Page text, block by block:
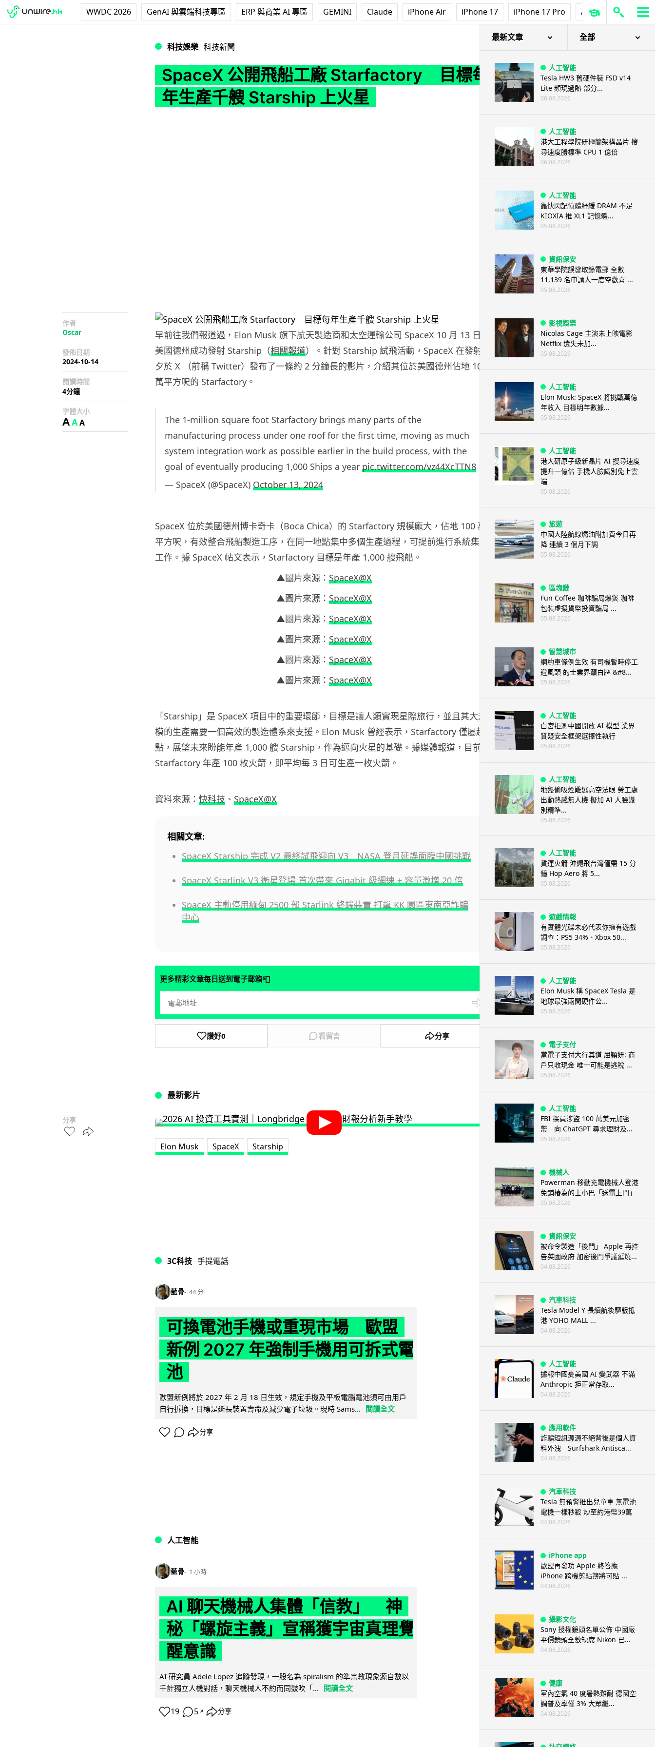
WWDC 2026 GenAI 與雲端科技專區 ERP 與商業 AI 專區 GEMINI Claude iPhone Air iPhone 17 iPhone 17 Pro AirPods Pro 3
科技娛樂 科技新聞
SpaceX 公開飛船工廠 Starfactory 目標每
年生產千艘 Starship 上火星
作者
Oscar
發佈日期
2024-10-14
閱讀時間
4分鐘
字體大小
AAA
分享
早前往我們報道過，Elon Musk 旗下航天製造商和太空運輸公司 SpaceX 10 月 13 日於
美國德州成功發射 Starship（相關報道）。針對 Starship 試飛活動，SpaceX 在發射前
夕於 X （前稱 Twitter）發布了一條約 2 分鐘長的影片，介紹其位於美國德州佔地 100
萬平方呎的 Starfactory。
The 1-million square foot Starfactory brings many parts of the
manufacturing process under one roof for the first time, moving as much
system integration work as possible earlier in the build process, with the
goal of eventually producing 1,000 Ships a year pic.twitter.com/vz44XcTTN8
— SpaceX (@SpaceX) October 13, 2024
SpaceX 位於美國德州博卡奇卡（Boca Chica）的 Starfactory 規模龐大，佔地 100 萬
平方呎，有效整合飛船製造工序，在同一地點集中多個生產過程，可提前進行系統集成
工作。據 SpaceX 帖文表示，Starfactory 目標是年產 1,000 艘飛船。
▲圖片來源： SpaceX@X
▲圖片來源： SpaceX@X
▲圖片來源： SpaceX@X
▲圖片來源： SpaceX@X
▲圖片來源： SpaceX@X
▲圖片來源： SpaceX@X
「Starship」是 SpaceX 項目中的重要環節，目標是讓人類實現星際旅行，並且其大規
模的生產需要一個高效的製造體系來支援。Elon Musk 曾經表示，Starfactory 僅屬起
點，展望未來盼能年產 1,000 艘 Starship，作為邁向火星的基礎。據媒體報道，目前
Starfactory 年產 100 枚火箭，即平均每 3 日可生產一枚火箭。
資料來源： 快科技 、 SpaceX@X
相關文章:
SpaceX Starship 完成 V2 最終試飛迎向 V3 NASA 登月延誤面臨中國挑戰
SpaceX Starlink V3 衛星登場 首次帶來 Gigabit 級網速 + 容量激增 20 倍
SpaceX 主動停用緬甸 2500 部 Starlink 終端裝置 打擊 KK 園區東南亞詐騙
中心
更多精彩文章每日送到電子郵箱📮
讚好0 看留言 分享
最新影片
Elon Musk SpaceX Starship
3C科技 手提電話
藍骨 44 分
可換電池手機或重現市場 歐盟
新例 2027 年強制手機用可拆式電
池
歐盟新例將於 2027 年 2 月 18 日生效，規定手機及平板電腦電池須可由用戶
自行拆換，目標是延長裝置壽命及減少電子垃圾。現時 Sams... 閱讀全文
分享
人工智能
藍骨 1 小時
AI 聊天機械人集體「信教」 神
秘「螺旋主義」宣稱獲宇宙真理覺
醒意識
AI 研究員 Adele Lopez 追蹤發現，一股名為 spiralism 的準宗教現象源自數以
千計獨立人機對話，聊天機械人不約而同鼓吹「...
閱讀全文
19 5 ↗ 分享
最新文章 全部
人工智能
Tesla HW3 舊硬件裝 FSD v14
Lite 頻現過熱 部分...
06.08.2026
人工智能
港大工程學院研極簡架構晶片 搜
尋速度勝標準 CPU 1 億倍
06.08.2026
人工智能
靠快閃記憶體紓緩 DRAM 不足
KIOXIA 推 XL1 記憶體...
05.08.2026
資訊保安
東華學院誤發取錄電郵 全數
11,139 名申請人一度空歡喜 ...
05.08.2026
影視娛樂
Nicolas Cage 主演未上映電影
Netflix 遺失未加...
05.08.2026
人工智能
Elon Musk: SpaceX 將挑戰萬億
年收入 目標明年數據...
05.08.2026
人工智能
港大研原子級新晶片 AI 搜尋速度
提升一億倍 手機人臉識別免上雲
端
05.08.2026
旅遊
中國大陸航線燃油附加費今日再
降 連續 3 個月下調
05.08.2026
區塊鏈
Fun Coffee 咖啡騙局爆煲 咖啡
包裝虛擬貨幣投資騙局 ...
05.08.2026
智慧城市
網約車條例生效 有司機暫時停工
避風頭 的士業界籲白牌 &#8...
05.08.2026
人工智能
白宮拒測中國開放 AI 模型 業界
質疑安全框架選擇性執行
05.08.2026
人工智能
地盤偷吸煙難逃高空法眼 勞工處
出動熱感無人機 擬加 AI 人臉識
別精準...
05.08.2026
人工智能
貨運火箭 沖繩飛台灣僅需 15 分
鐘 Hop Aero 將 5...
05.08.2026
遊戲情報
有實體光碟未必代表你擁有遊戲
調查：PS5 34%、Xbox 50...
05.08.2026
人工智能
Elon Musk 稱 SpaceX Tesla 是
地球最強兩間硬件公...
05.08.2026
電子支付
當電子支付大行其道 屈穎妍: 商
戶只收現金 唯一可能是逃稅 ...
05.08.2026
人工智能
FBI 探員涉盜 100 萬美元加密
幣 向 ChatGPT 尋求理財及...
05.08.2026
機械人
Powerman 移動充電機械人登港
免鋪樁為的士小巴「送電上門」
05.08.2026
資訊保安
被命令製造「後門」 Apple 再控
告英國政府 加密後門爭議延燒...
04.08.2026
汽車科技
Tesla Model Y 長續航後驅版抵
港 YOHO MALL ...
04.08.2026
人工智能
據報中國憂美國 AI 變武器 不滿
Anthropic 拒正常存取...
04.08.2026
應用軟件
詐騙短訊源源不絕背後是個人資
料外洩 Surfshark Antisca...
04.08.2026
汽車科技
Tesla 無預警推出兒童車 無電池
電機一樣秒殺 炒至約港幣39萬
04.08.2026
iPhone app
歐盟再發功 Apple 終答應
iPhone 跨機剪貼簿將可貼 ...
04.08.2026
攝影文化
Sony 授權鏡頭名單公佈 中國廠
平價鏡頭全數缺席 Nikon 已...
04.08.2026
健康
室內空氣 40 度暑熱難耐 德國空
調普及率僅 3% 大眾繼...
04.08.2026